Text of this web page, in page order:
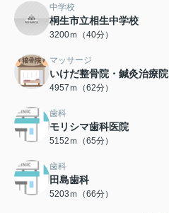
中学校
桐生市立相生中学校
3200ｍ（40分）
マッサージ
いけだ整骨院・鍼灸治療院
4957ｍ（62分）
歯科
モリシマ歯科医院
5152ｍ（65分）
歯科
田島歯科
5203ｍ（66分）